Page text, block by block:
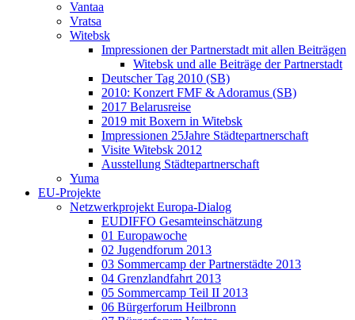
Vantaa
Vratsa
Witebsk
Impressionen der Partnerstadt mit allen Beiträgen
Witebsk und alle Beiträge der Partnerstadt
Deutscher Tag 2010 (SB)
2010: Konzert FMF & Adoramus (SB)
2017 Belarusreise
2019 mit Boxern in Witebsk
Impressionen 25Jahre Städtepartnerschaft
Visite Witebsk 2012
Ausstellung Städtepartnerschaft
Yuma
EU-Projekte
Netzwerkprojekt Europa-Dialog
EUDIFFO Gesamteinschätzung
01 Europawoche
02 Jugendforum 2013
03 Sommercamp der Partnerstädte 2013
04 Grenzlandfahrt 2013
05 Sommercamp Teil II 2013
06 Bürgerforum Heilbronn